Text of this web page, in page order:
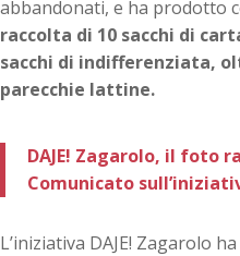
abbandonati, e ha prodotto
raccolta di 10 sacchi di
sacchi di indifferenziata,
parecchie lattine.
DAJE! Zagarolo, il foto
Comunicato
L’iniziativa DAJE! Zagarolo